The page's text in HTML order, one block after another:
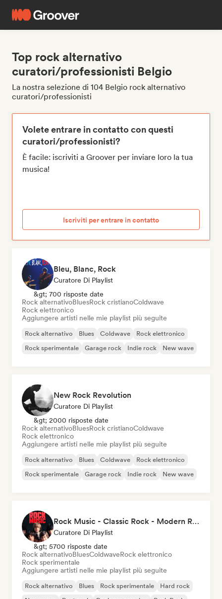
Top rock alternativo
curatori/professionisti Belgio
La nostra selezione di 104 Belgio rock alternativo
curatori/professionisti
Volete entrare in contatto con questi
curatori/professionisti?
È facile: iscriviti a Groover per inviare loro la tua
musica!
Iscriviti per entrare in contatto
Bleu, Blanc, Rock
Curatore Di Playlist
&gt; 700 risposte date
Rock alternativoBluesRock cristianoColdwave
Rock elettronico
Aggiungere artisti nelle mie playlist più seguite
Rock alternativo Blues Coldwave
Rock elettronico
Rock sperimentale
Garage rock Indie rock New wave
New Rock Revolution
Curatore Di Playlist
&gt; 2000 risposte date
Rock alternativoBluesRock cristianoColdwave
Rock elettronico
Aggiungere artisti nelle mie playlist più seguite
Rock alternativo Blues Coldwave
Rock elettronico
Rock sperimentale
Garage rock Indie rock New wave
Rock Music - Classic Rock - Modern Rock
Curatore Di Playlist
&gt; 5700 risposte date
Rock alternativoBluesColdwaveRock elettronico
Rock sperimentale
Aggiungere artisti nelle mie playlist più seguite
Rock alternativo Blues Rock sperimentale
Hard rock